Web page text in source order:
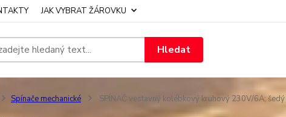
JAK VYBRAT ŽÁROVKU
Hledat
Spínače mechanické SPÍNAČ vestavný kolébkový kruhový 230V/6A; šedý